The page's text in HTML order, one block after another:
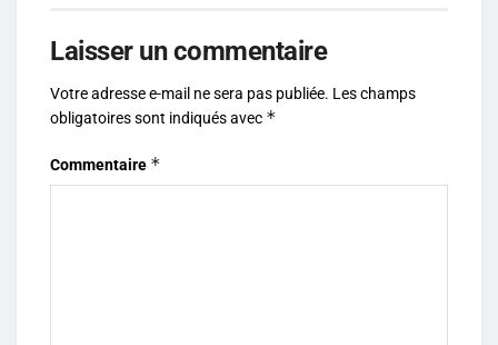
Laisser un commentaire
Votre adresse e-mail ne sera pas publiée. Les champs
obligatoires sont indiqués avec *
Commentaire *